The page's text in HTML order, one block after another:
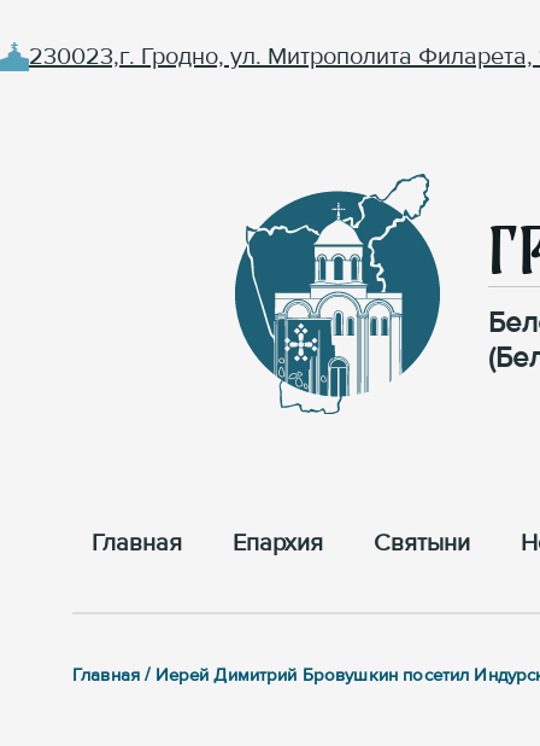
230023,г. Гродно, ул. Митрополита Филарета,
Главная Епархия Cвятыни
Главная / Иерей Димитрий Бровушкин посетил